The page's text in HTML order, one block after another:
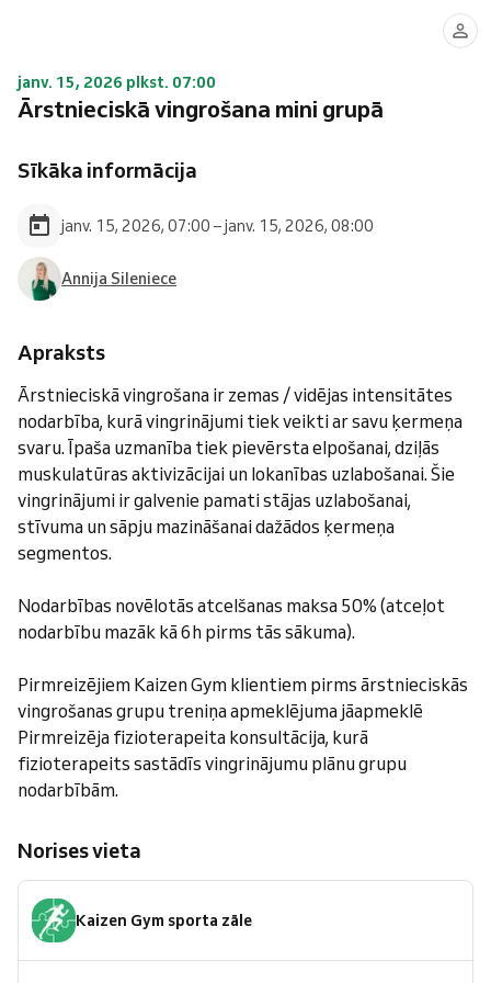
janv. 15, 2026 plkst. 07:00
Ārstnieciskā vingrošana mini grupā
Sīkāka informācija
janv. 15, 2026, 07:00 – janv. 15, 2026, 08:00
Annija Sileniece
Apraksts
Ārstnieciskā vingrošana ir zemas / vidējas intensitātes
nodarbība, kurā vingrinājumi tiek veikti ar savu ķermeņa
svaru. Īpaša uzmanība tiek pievērsta elpošanai, dziļās
muskulatūras aktivizācijai un lokanības uzlabošanai. Šie
vingrinājumi ir galvenie pamati stājas uzlabošanai,
stīvuma un sāpju mazināšanai dažādos ķermeņa
segmentos.
Nodarbības novēlotās atcelšanas maksa 50% (atceļot
nodarbību mazāk kā 6h pirms tās sākuma).
Pirmreizējiem Kaizen Gym klientiem pirms ārstnieciskās
vingrošanas grupu treniņa apmeklējuma jāapmeklē
Pirmreizēja fizioterapeita konsultācija, kurā
fizioterapeits sastādīs vingrinājumu plānu grupu
nodarbībām.
Norises vieta
Kaizen Gym sporta zāle